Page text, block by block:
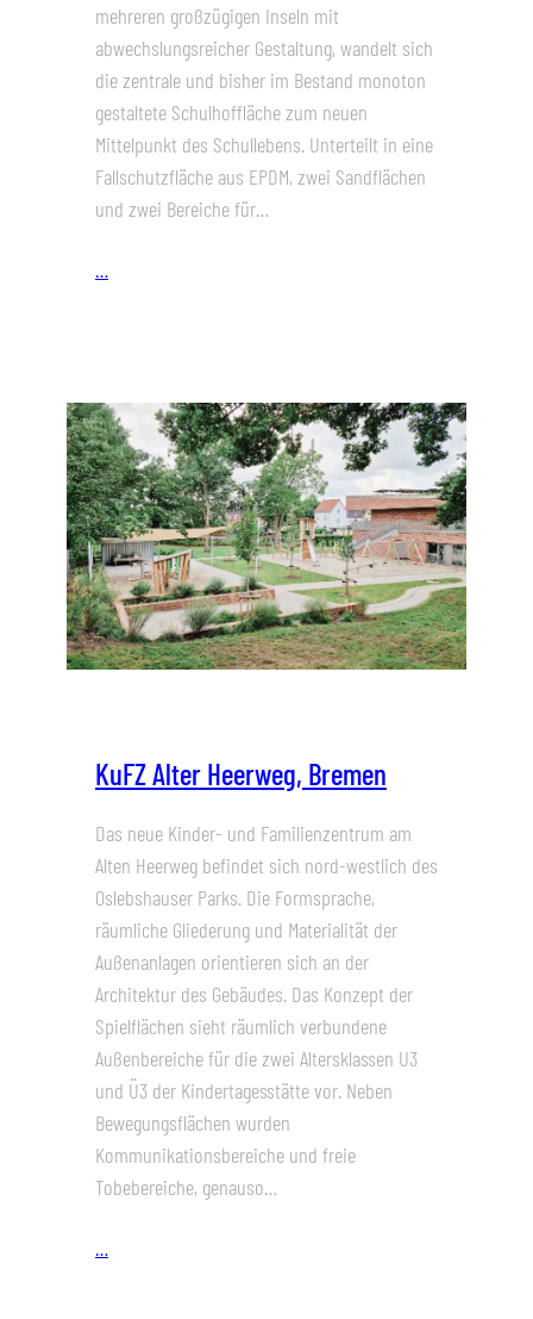
mehreren großzügigen Inseln mit
abwechslungsreicher Gestaltung, wandelt sich
die zentrale und bisher im Bestand monoton
gestaltete Schulhoffläche zum neuen
Mittelpunkt des Schullebens. Unterteilt in eine
Fallschutzfläche aus EPDM, zwei Sandflächen
und zwei Bereiche für…
…
KuFZ Alter Heerweg, Bremen
Das neue Kinder- und Familienzentrum am
Alten Heerweg befindet sich nord-westlich des
Oslebshauser Parks. Die Formsprache,
räumliche Gliederung und Materialität der
Außenanlagen orientieren sich an der
Architektur des Gebäudes. Das Konzept der
Spielflächen sieht räumlich verbundene
Außenbereiche für die zwei Altersklassen U3
und Ü3 der Kindertagesstätte vor. Neben
Bewegungsflächen wurden
Kommunikationsbereiche und freie
Tobebereiche, genauso…
…